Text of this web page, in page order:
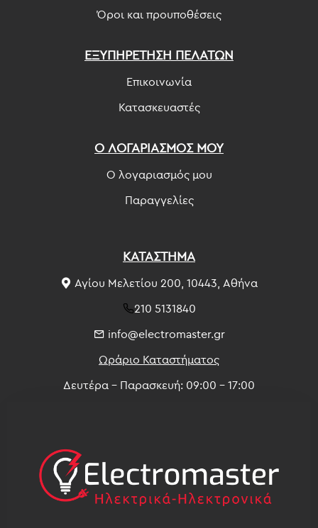
Όροι και προυποθέσεις
ΕΞΥΠΗΡΕΤΗΣΗ ΠΕΛΑΤΩΝ
Επικοινωνία
Κατασκευαστές
Ο ΛΟΓΑΡΙΑΣΜΟΣ ΜΟΥ
Ο λογαριασμός μου
Παραγγελίες
ΚΑΤΑΣΤΗΜΑ
Αγίου Μελετίου 200, 10443, Αθήνα
210 5131840
info@electromaster.gr
Ωράριο Καταστήματος
Δευτέρα - Παρασκευή: 09:00 - 17:00